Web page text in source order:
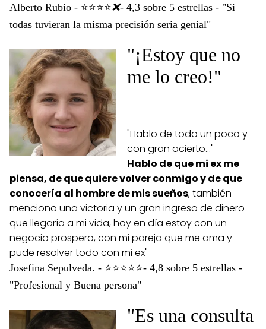
Alberto Rubio - ⭐⭐⭐⭐❌- 4,3 sobre 5 estrellas - "Si
todas tuvieran la misma precisión seria genial"
"¡Estoy que no
me lo creo!"
"Hablo de todo un poco y
con gran acierto…"
Hablo de que mi ex me
piensa, de que quiere volver conmigo y de que
conocería al hombre de mis sueños, también
menciono una victoria y un gran ingreso de dinero
que llegaría a mi vida, hoy en día estoy con un
negocio prospero, con mi pareja que me ama y
pude resolver todo con mi ex"
Josefina Sepulveda. - ⭐⭐⭐⭐⭐- 4,8 sobre 5 estrellas -
"Profesional y Buena persona"
"Es una consulta